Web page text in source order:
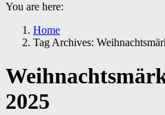
You are here:
Home
Tag Archives:
2025